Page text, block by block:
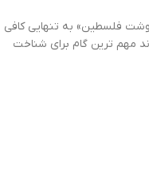
فلسطین» به تنهایی کافی
مهم ترین گام برای شناخت